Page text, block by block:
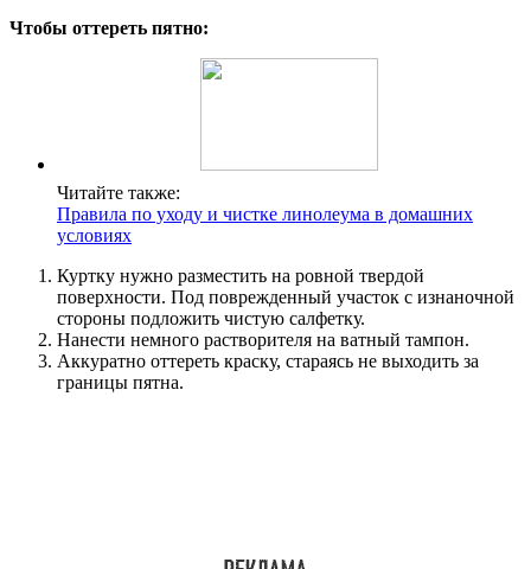
Чтобы оттереть пятно:
Читайте также:
Правила по уходу и чистке линолеума в домашних
условиях
Куртку нужно разместить на ровной твердой
поверхности. Под поврежденный участок с изнаночной
стороны подложить чистую салфетку.
Нанести немного растворителя на ватный тампон.
Аккуратно оттереть краску, стараясь не выходить за
границы пятна.